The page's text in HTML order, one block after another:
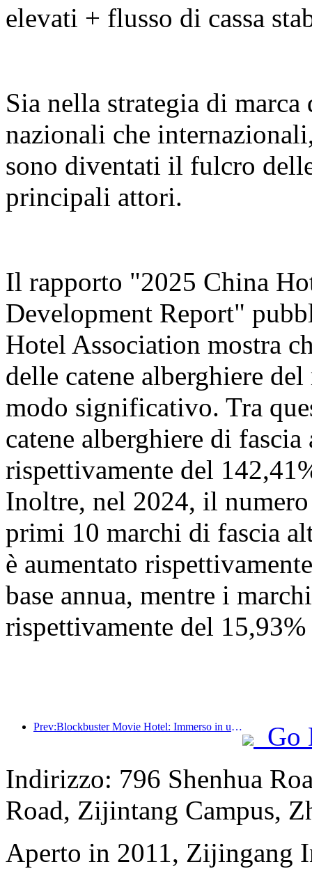
elevati + flusso di cassa
Sia nella strategia di
nazionali che
sono diventati il fulcro
principali attori.
Il rapporto "2025 China
Development Report"
Hotel Association mostra
delle catene alberghiere
modo significativo. Tra
catene alberghiere di
rispettivamente del
Inoltre, nel 2024, il
primi 10 marchi di fascia
è aumentato
base annua, mentre i
rispettivamente del
Prev:Blockbuster Movie Hotel: Immerso in un viaggio di luci e ombre, Blockbuster Movie Hotel definisce una nuova esperienza di viaggio
Go
Indirizzo: 796 Shenhua
Road, Zijintang Campus,
Aperto in 2011, Zijingang